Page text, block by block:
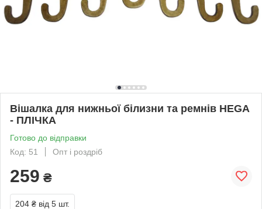
Вішалка для нижньої білизни та ремнів HEGA
- ПЛІЧКА
Готово до відправки
Код: 51
Опт і роздріб
259 ₴
204 ₴ від 5 шт.